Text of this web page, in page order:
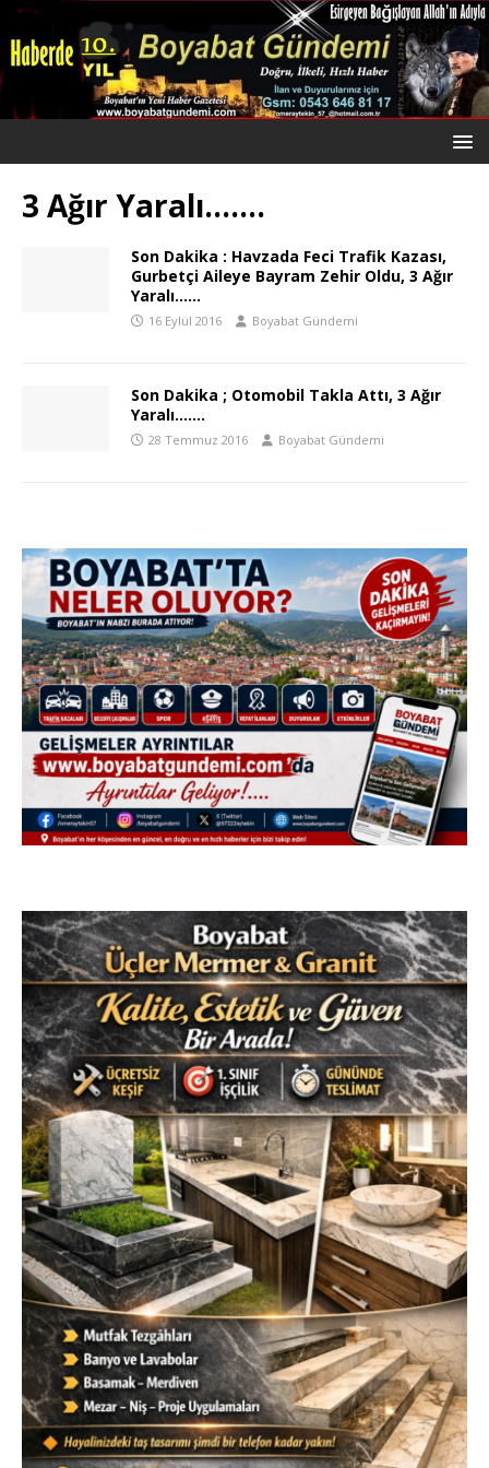
3 Ağır Yaralı…….
Son Dakika : Havzada Feci Trafik Kazası,
Gurbetçi Aileye Bayram Zehir Oldu, 3 Ağır
Yaralı……
16 Eylül 2016 Boyabat Gündemi
Son Dakika ; Otomobil Takla Attı, 3 Ağır
Yaralı…….
28 Temmuz 2016 Boyabat Gündemi